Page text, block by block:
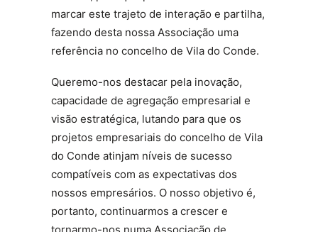
marcar este trajeto de interação e partilha,
fazendo desta nossa Associação uma
referência no concelho de Vila do Conde.
Queremo-nos destacar pela inovação,
capacidade de agregação empresarial e
visão estratégica, lutando para que os
projetos empresariais do concelho de Vila
do Conde atinjam níveis de sucesso
compatíveis com as expectativas dos
nossos empresários. O nosso objetivo é,
portanto, continuarmos a crescer e